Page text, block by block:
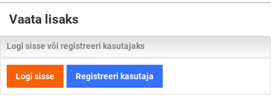
Vaata lisaks
Logi sisse või registreeri kasutajaks
Logi sisse Registreeri kasutaja